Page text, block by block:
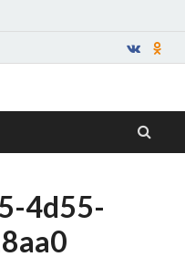
—
4d55-